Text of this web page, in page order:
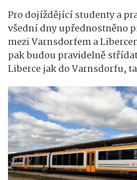
Pro dojíždějící studenty a
všední dny upřednostněno
mezi Varnsdorfem a
pak budou pravidelně
Liberce jak do Varnsdorfu,